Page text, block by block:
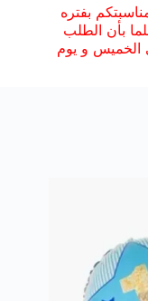
بفتره
بأن الطلب
إلى الخميس و يوم